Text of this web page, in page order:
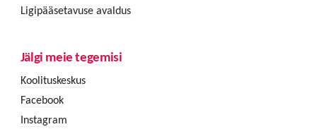
Ligipääsetavuse avaldus
Jälgi meie tegemisi
Koolituskeskus
Facebook
Instagram